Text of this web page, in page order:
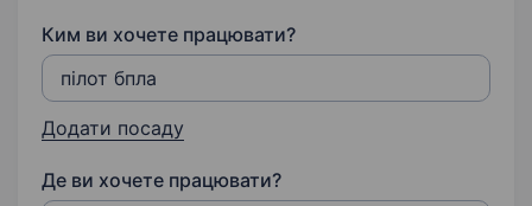
Ким ви хочете працювати?
Додати посаду
Де ви хочете працювати?